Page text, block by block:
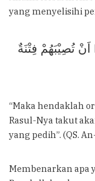
yang menyelisihi
“Maka hendaklah
Rasul-Nya takut
yang pedih”. (QS.
Membenarkan apa